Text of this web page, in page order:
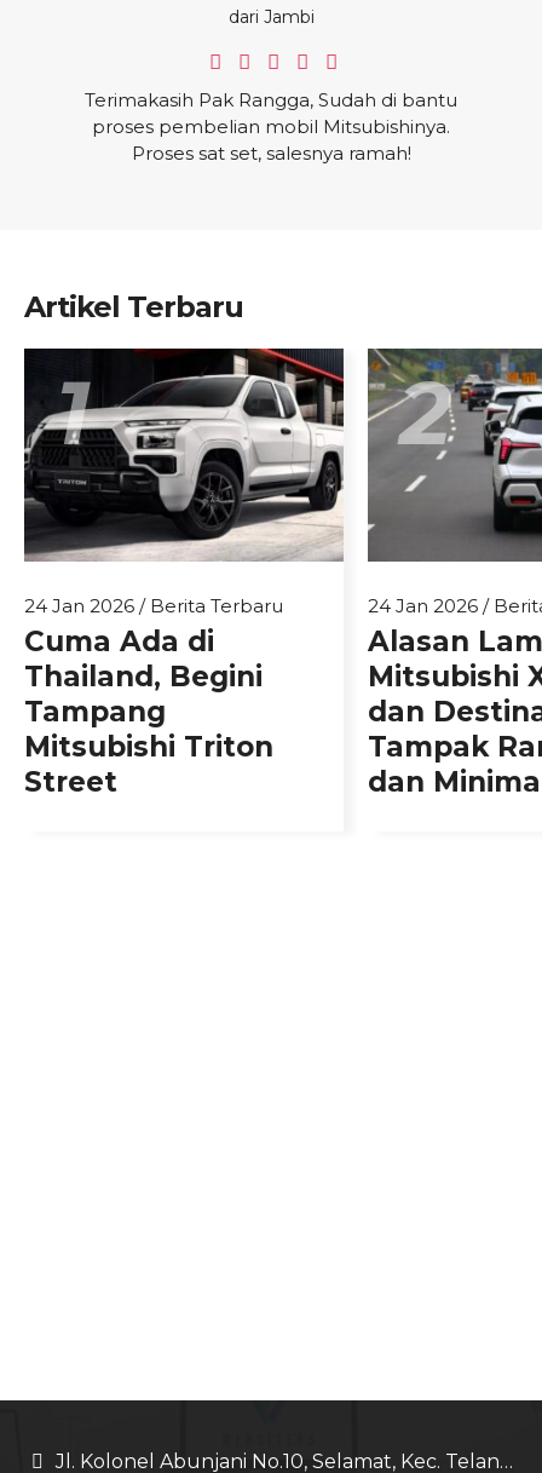
dari Jambi
Alhamdulillah unit sudah ada, dapat banyak
bonus dan cashback. terimakasih pak
Rangga sudah di bantu proses pembelian
Artikel Terbaru
1
24 Jan 2026 / Berita Terbaru
Cuma Ada di
Thailand, Begini
Tampang
Mitsubishi Triton
Street
2
24 Jan 2026 /
Alasan
Mitsubishi
dan
Tampak
dan
Jl. Kolonel Abunjani No.10, Selamat, Kec. Telanaipura, Kota Jambi, Jambi 36128